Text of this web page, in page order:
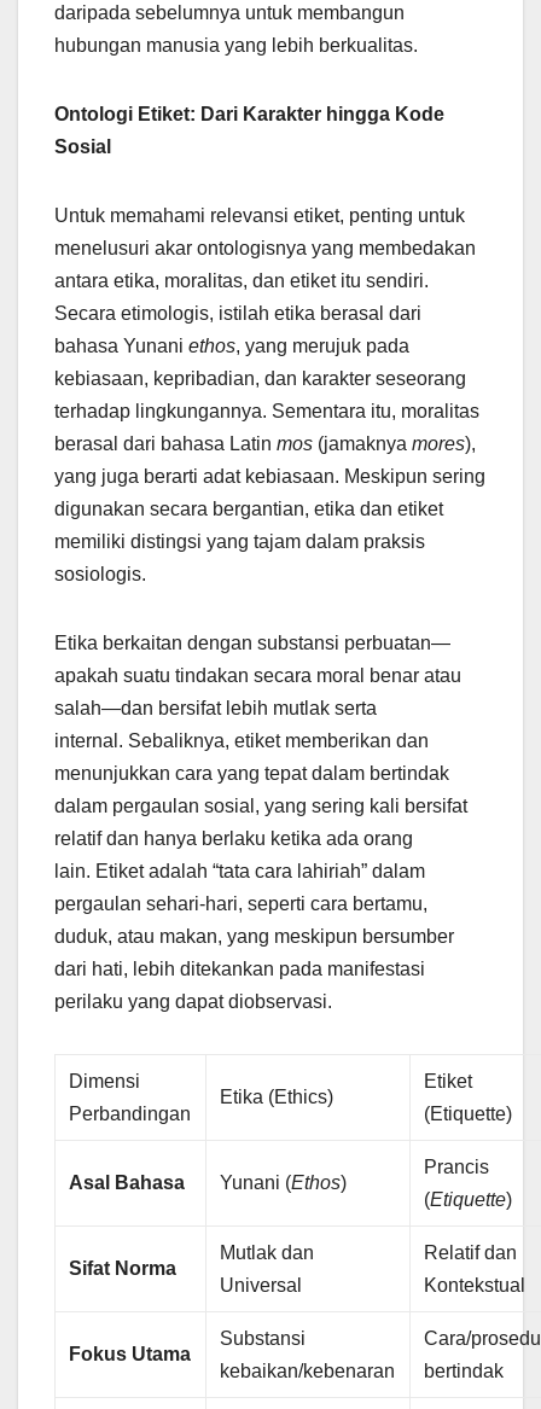
daripada sebelumnya untuk membangun
hubungan manusia yang lebih berkualitas.
Ontologi Etiket: Dari Karakter hingga Kode
Sosial
Untuk memahami relevansi etiket, penting untuk
menelusuri akar ontologisnya yang membedakan
antara etika, moralitas, dan etiket itu sendiri.
Secara etimologis, istilah etika berasal dari
bahasa Yunani ethos, yang merujuk pada
kebiasaan, kepribadian, dan karakter seseorang
terhadap lingkungannya. Sementara itu, moralitas
berasal dari bahasa Latin mos (jamaknya mores),
yang juga berarti adat kebiasaan. Meskipun sering
digunakan secara bergantian, etika dan etiket
memiliki distingsi yang tajam dalam praksis
sosiologis.
Etika berkaitan dengan substansi perbuatan—
apakah suatu tindakan secara moral benar atau
salah—dan bersifat lebih mutlak serta
internal. Sebaliknya, etiket memberikan dan
menunjukkan cara yang tepat dalam bertindak
dalam pergaulan sosial, yang sering kali bersifat
relatif dan hanya berlaku ketika ada orang
lain. Etiket adalah “tata cara lahiriah” dalam
pergaulan sehari-hari, seperti cara bertamu,
duduk, atau makan, yang meskipun bersumber
dari hati, lebih ditekankan pada manifestasi
perilaku yang dapat diobservasi.
Dimensi
Perbandingan
Etika (Ethics)
Etiket
(Etiquette)
Asal Bahasa Yunani (Ethos)
Prancis
(Etiquette)
Sifat Norma
Mutlak dan
Universal
Relatif dan
Kontekstual
Fokus Utama
Substansi
kebaikan/kebenaran
Cara/
bertindak